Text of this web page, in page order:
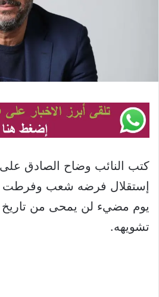
كتب النائب وضاح الصادق
تشويهه.